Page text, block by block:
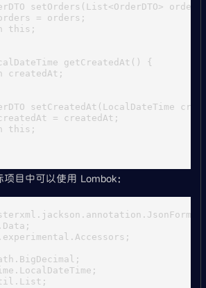
setOrders(List<OrderDTO>
= orders;
this;
getCreatedAt() {
createdAt;
setCreatedAt(LocalDateTime
= createdAt;
this;
目中可以使用 Lombok：